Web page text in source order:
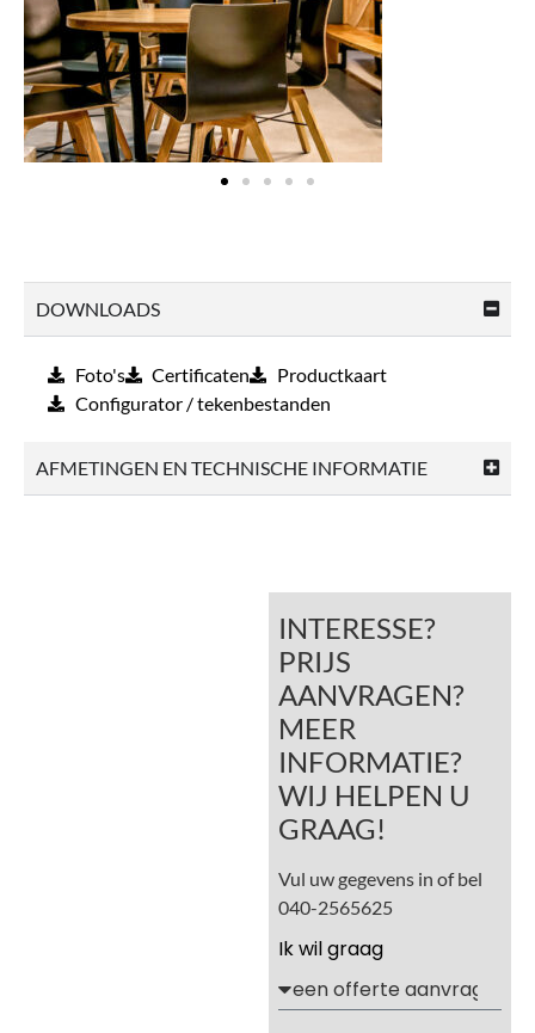
DOWNLOADS
Foto's Certificaten
Productkaart
Configurator / tekenbestanden
AFMETINGEN EN TECHNISCHE INFORMATIE
INTERESSE?
PRIJS
AANVRAGEN?
MEER
INFORMATIE?
WIJ HELPEN U
GRAAG!
Vul uw gegevens in of bel
040-2565625
Ik wil graag